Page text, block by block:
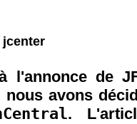
jcenter
l'annonce de
nous avons
.